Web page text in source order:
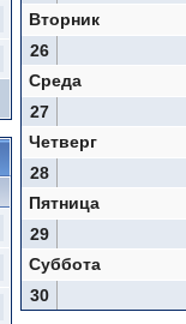
Вторник
26
Среда
27
Четверг
28
Пятница
29
Суббота
30